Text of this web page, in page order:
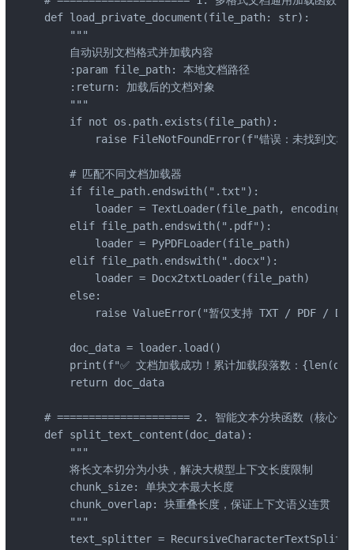
def load_private_document(file_path: str):
    """
    自动识别文档格式并加载内容
    :param file_path: 本地文档路径
    :return: 加载后的文档对象
    """
    if not os.path.exists(file_path):
raise FileNotFoundError(f"错误：未找到文档
    # 匹配不同文档加载器
    if file_path.endswith(".txt"):
loader = TextLoader(file_path,
    elif file_path.endswith(".pdf"):
        loader = PyPDFLoader(file_path)
    elif file_path.endswith(".docx"):
        loader = Docx2txtLoader(file_path)
    else:
raise ValueError("暂仅支持 TXT / PDF /
    doc_data = loader.load()
print(f"✅ 文档加载成功！累计加载段落数：
    return doc_data
# ===================== 2. 智能文本分块函数（核心优
def split_text_content(doc_data):
    """
    将长文本切分为小块，解决大模型上下文长度限制
    chunk_size: 单块文本最大长度
    chunk_overlap: 块重叠长度，保证上下文语义连贯
    """
text_splitter =